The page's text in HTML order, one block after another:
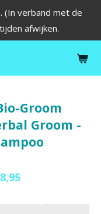
(In verband met de
afwijken.
Groom
Groom -